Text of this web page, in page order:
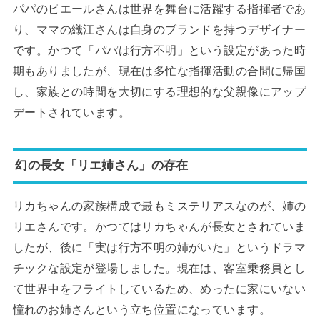
パパのピエールさんは世界を舞台に活躍する指揮者であ
り、ママの織江さんは自身のブランドを持つデザイナー
です。かつて「パパは行方不明」という設定があった時
期もありましたが、現在は多忙な指揮活動の合間に帰国
し、家族との時間を大切にする理想的な父親像にアップ
デートされています。
幻の長女「リエ姉さん」の存在
リカちゃんの家族構成で最もミステリアスなのが、姉の
リエさんです。かつてはリカちゃんが長女とされていま
したが、後に「実は行方不明の姉がいた」というドラマ
チックな設定が登場しました。現在は、客室乗務員とし
て世界中をフライトしているため、めったに家にいない
憧れのお姉さんという立ち位置になっています。